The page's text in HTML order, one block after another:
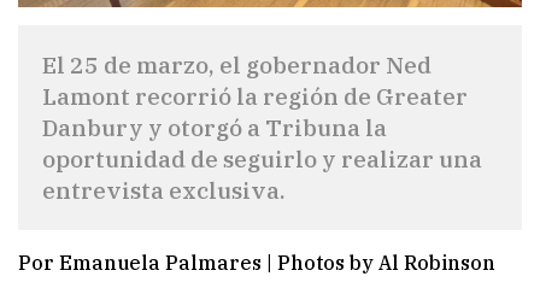
El 25 de marzo, el gobernador Ned
Lamont recorrió la región de Greater
Danbury y otorgó a Tribuna la
oportunidad de seguirlo y realizar una
entrevista exclusiva.
Por Emanuela Palmares | Photos by Al Robinson